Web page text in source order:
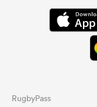
RugbyPass